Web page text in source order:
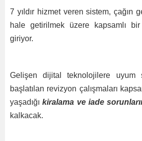
7 yıldır hizmet veren sistem, çağın
hale getirilmek üzere kapsamlı
giriyor.
Gelişen dijital teknolojilere uyum
başlatılan revizyon çalışmaları
yaşadığıkiralama ve iade
kalkacak.